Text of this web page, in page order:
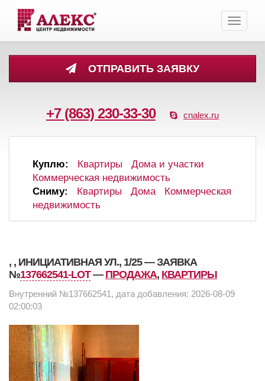
ОТПРАВИТЬ ЗАЯВКУ
+7 (863) 230-33-30 cnalex.ru
Toggle
Куплю: Квартиры
Дома и участки
Коммерческая недвижимость
Сниму:
Квартиры Дома
Коммерческая
недвижимость
, , ИНИЦИАТИВНАЯ УЛ., 1/25 — ЗАЯВКА
№137662541-LOT— ПРОДАЖА, КВАРТИРЫ
Внутренний №137662541, дата добавления: 2026-08-09
02:00:03